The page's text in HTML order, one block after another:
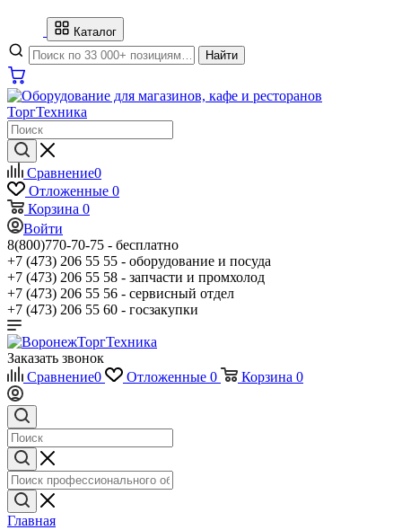
Каталог
Найти
Сравнение0
Отложенные 0
Корзина 0
Войти
8(800)770-70-75 - бесплатно
+7 (473) 206 55 55 - оборудование и посуда
+7 (473) 206 55 58 - запчасти и промхолод
+7 (473) 206 55 56 - сервисный отдел
+7 (473) 206 55 60 - госзакупки
Заказать звонок
Сравнение0 Отложенные 0 Корзина 0
Главная